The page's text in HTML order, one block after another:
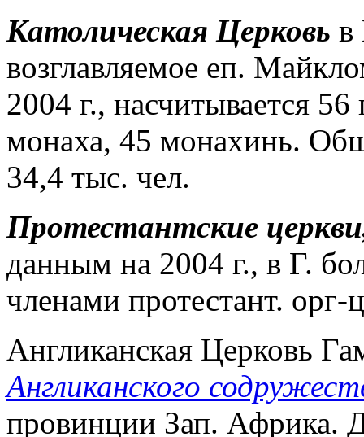
Католическая Церковь в
возглавляемое еп.
2004 г., насчитывается
монаха, 45 монахинь.
34,4 тыс. чел.
Протестантские
данным на 2004 г., в Г.
членами протестант. орг-
Англиканская Церковь
Англиканского
провинции Зап. Африка.